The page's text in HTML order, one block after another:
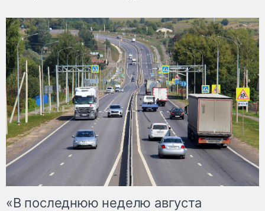
«В последнюю неделю августа